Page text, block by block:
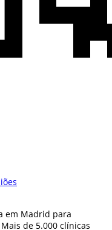
em Madrid para
de 5.000 clínicas